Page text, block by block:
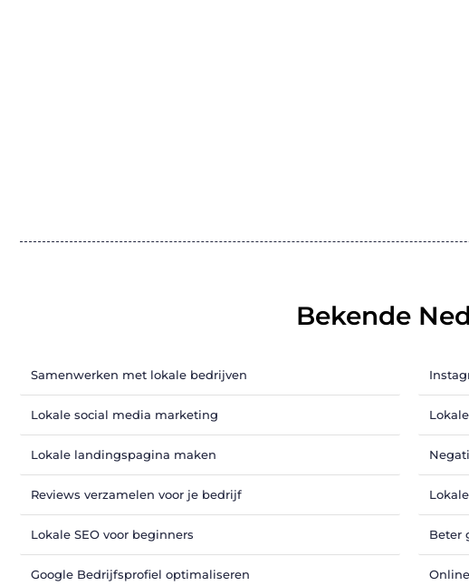
Bekende
Samenwerken met lokale bedrijven
Lokale social media marketing
Lokale landingspagina maken
Reviews verzamelen voor je bedrijf
Lokale SEO voor beginners Beter
Google Bedrijfsprofiel optimaliseren